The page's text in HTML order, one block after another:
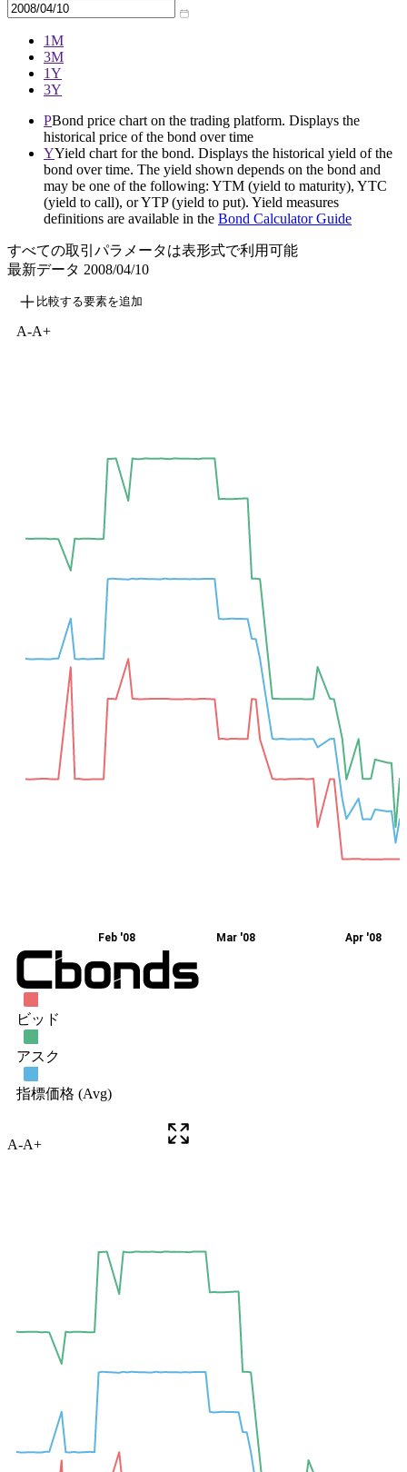
1M
3M
1Y
3Y
PBond price chart on the trading platform. Displays the
historical price of the bond over time
YYield chart for the bond. Displays the historical yield of the
bond over time. The yield shown depends on the bond and
may be one of the following: YTM (yield to maturity), YTC
(yield to call), or YTP (yield to put). Yield measures
definitions are available in the Bond Calculator Guide
すべての取引パラメータは表形式で利用可能
最新データ 2008/04/10
比較する要素を追加
A-A+